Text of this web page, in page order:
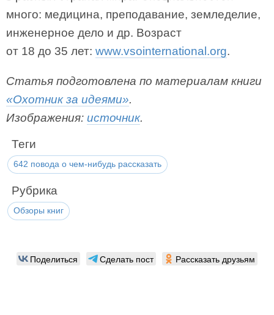
много: медицина, преподавание, земледелие,
инженерное дело и др. Возраст
от 18 до 35 лет: www.vsointernational.org.
Статья подготовлена по материалам книги
«Охотник за идеями».
Изображения: источник.
Теги
642 повода о чем-нибудь рассказать
Рубрика
Обзоры книг
Поделиться Сделать пост Рассказать друзьям